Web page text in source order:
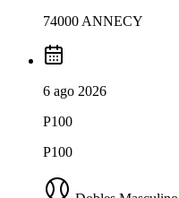
74000 ANNECY
6 ago 2026
P100
P100